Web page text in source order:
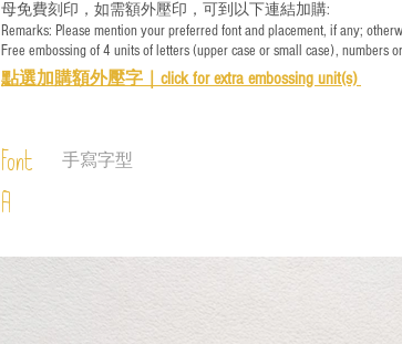
母免費刻印，如需額外壓印，可到以下連結加購:
Remarks: Please mention your preferred font and placement, if any;
Free embossing of 4 units of letters (upper case or small case), numbers
點選加購額外壓字｜ click for extra embossing unit(s)
Font
A
手寫字型